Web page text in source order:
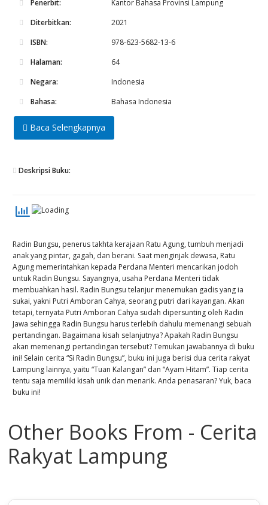
Penerbit:
Kantor Bahasa Provinsi Lampung
Diterbitkan:
2021
ISBN:
978-623-5682-13-6
Halaman:
64
Negara:
Indonesia
Bahasa:
Bahasa Indonesia
Baca Selengkapnya
Deskripsi Buku:
Radin Bungsu, penerus takhta kerajaan Ratu Agung, tumbuh menjadi
anak yang pintar, gagah, dan berani. Saat menginjak dewasa, Ratu
Agung memerintahkan kepada Perdana Menteri mencarikan jodoh
untuk Radin Bungsu. Sayangnya, usaha Perdana Menteri tidak
membuahkan hasil. Radin Bungsu telanjur menemukan gadis yang ia
sukai, yakni Putri Amboran Cahya, seorang putri dari kayangan. Akan
tetapi, ternyata Putri Amboran Cahya sudah dipersunting oleh Radin
Jawa sehingga Radin Bungsu harus terlebih dahulu memenangi sebuah
pertandingan. Bagaimana kisah selanjutnya? Apakah Radin Bungsu
akan memenangi pertandingan tersebut? Temukan jawabannya di buku
ini! Selain cerita “Si Radin Bungsu”, buku ini juga berisi dua cerita rakyat
Lampung lainnya, yaitu “Tuan Kalangan” dan “Ayam Hitam”. Tiap cerita
tentu saja memiliki kisah unik dan menarik. Anda penasaran? Yuk, baca
buku ini!
Other Books From - Cerita
Rakyat Lampung